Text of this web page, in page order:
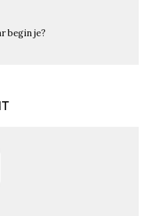
begin je?